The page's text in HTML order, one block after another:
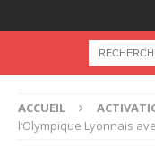
ACCUEIL
l’Olympique Lyonnais